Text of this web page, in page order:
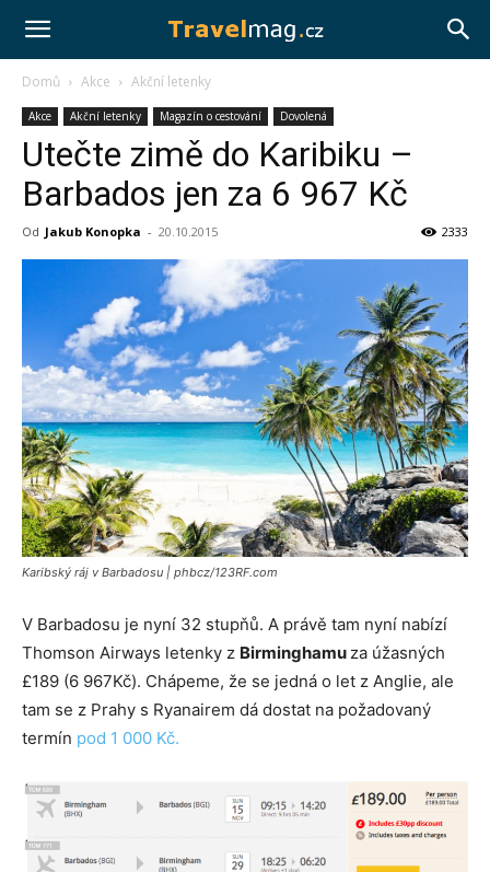
Travelmag.cz
Domů Akce Akční letenky
Akce Akční letenky Magazín o cestování Dovolená
Utečte zimě do Karibiku –
Barbados jen za 6 967 Kč
Od Jakub Konopka - 20.10.2015 2333
Karibský ráj v Barbadosu | phbcz/123RF.com
V Barbadosu je nyní 32 stupňů. A právě tam nyní nabízí
Thomson Airways letenky z Birminghamu za úžasných
£189 (6 967Kč). Chápeme, že se jedná o let z Anglie, ale
tam se z Prahy s Ryanairem dá dostat na požadovaný
termín pod 1 000 Kč.